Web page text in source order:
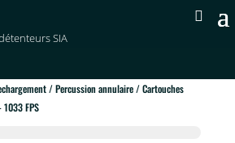
SIA
/Percussion annulaire/ Cartouches
FPS